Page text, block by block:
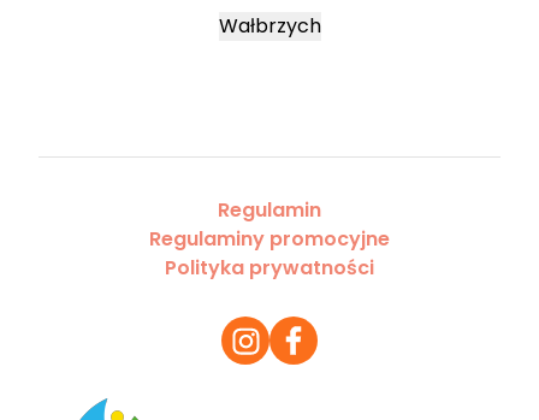
Wałbrzych
Regulamin
Regulaminy promocyjne
Polityka prywatności